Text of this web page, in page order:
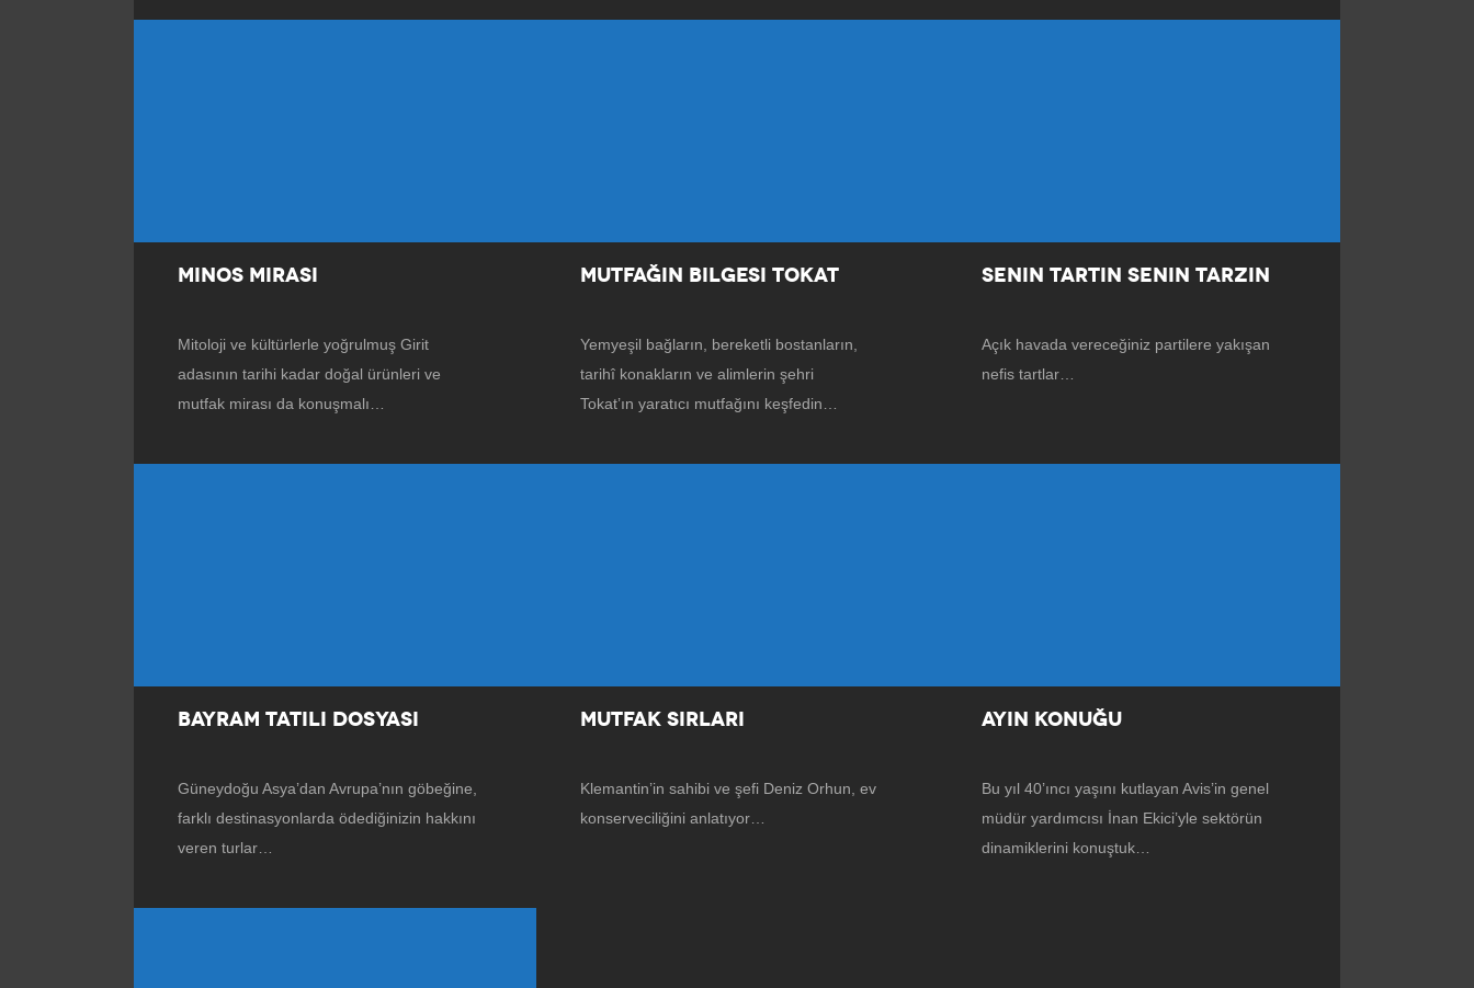
MINOS MIRASI
Mitoloji ve kültürlerle yoğrulmuş Girit
adasının tarihi kadar doğal ürünleri ve
mutfak mirası da konuşmalı…
MUTFAĞIN BILGESI TOKAT
Yemyeşil bağların, bereketli bostanların,
tarihî konakların ve alimlerin şehri
Tokat’ın yaratıcı mutfağını keşfedin…
SENIN TARTIN SENIN TARZIN
Açık havada vereceğiniz partilere yakışan
nefis tartlar…
BAYRAM TATILI DOSYASI
Güneydoğu Asya’dan Avrupa’nın göbeğine,
farklı destinasyonlarda ödediğinizin hakkını
veren turlar…
MUTFAK SIRLARI
Klemantin’in sahibi ve şefi Deniz Orhun, ev
konserveciliğini anlatıyor…
AYIN KONUĞU
Bu yıl 40’ıncı yaşını kutlayan Avis’in genel
müdür yardımcısı İnan Ekici’yle sektörün
dinamiklerini konuştuk…